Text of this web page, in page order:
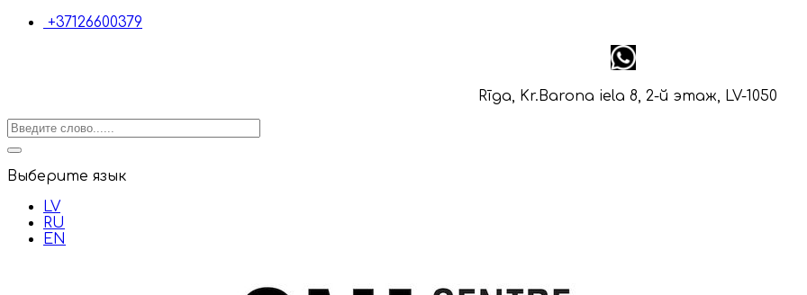
+37126600379
Rīga, Kr.Barona iela 8, 2-й этаж, LV-1050
Выберите язык
LV
RU
EN